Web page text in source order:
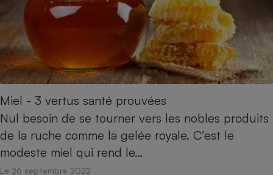
Miel - 3 vertus santé prouvées
Nul besoin de se tourner vers les nobles produits
de la ruche comme la gelée royale. C’est le
modeste miel qui rend le…
Le 26 septembre 2022